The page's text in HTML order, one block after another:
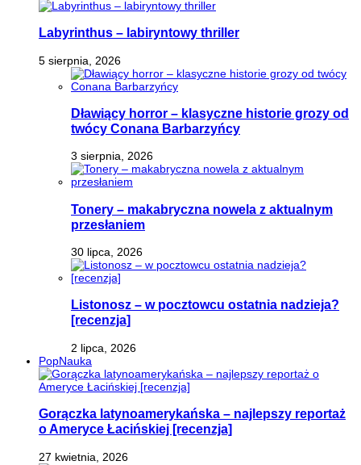
Labyrinthus – labiryntowy thriller
5 sierpnia, 2026
Dławiący horror – klasyczne historie grozy od
twócy Conana Barbarzyńcy
3 sierpnia, 2026
Tonery – makabryczna nowela z aktualnym
przesłaniem
30 lipca, 2026
Listonosz – w pocztowcu ostatnia nadzieja?
[recenzja]
2 lipca, 2026
PopNauka
Gorączka latynoamerykańska – najlepszy reportaż
o Ameryce Łacińskiej [recenzja]
27 kwietnia, 2026